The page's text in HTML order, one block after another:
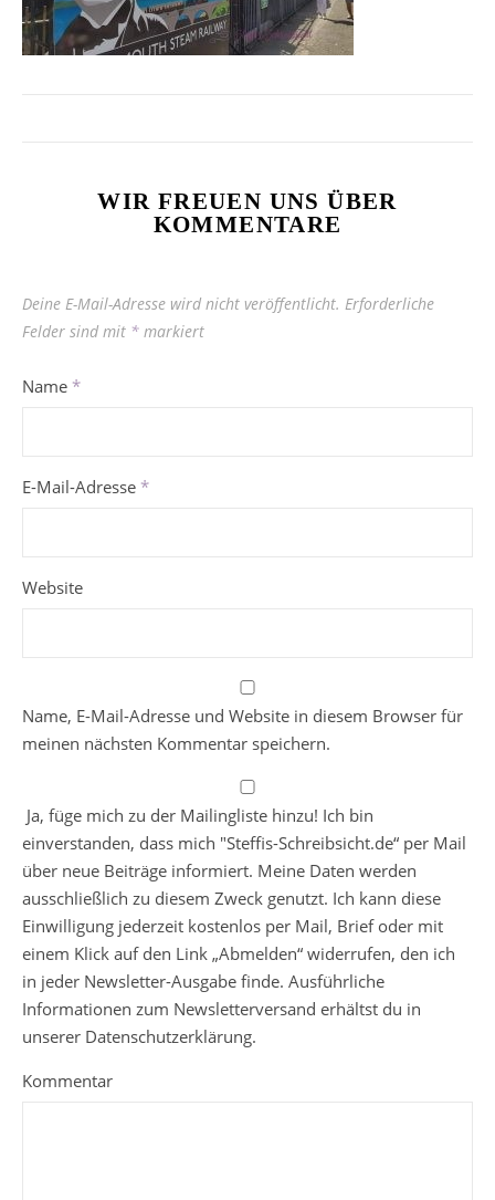
WIR FREUEN UNS ÜBER
KOMMENTARE
Deine E-Mail-Adresse wird nicht veröffentlicht. Erforderliche
Felder sind mit * markiert
Name *
E-Mail-Adresse *
Website
Name, E-Mail-Adresse und Website in diesem Browser für
meinen nächsten Kommentar speichern.
Ja, füge mich zu der Mailingliste hinzu! Ich bin
einverstanden, dass mich "Steffis-Schreibsicht.de“ per Mail
über neue Beiträge informiert. Meine Daten werden
ausschließlich zu diesem Zweck genutzt. Ich kann diese
Einwilligung jederzeit kostenlos per Mail, Brief oder mit
einem Klick auf den Link „Abmelden“ widerrufen, den ich
in jeder Newsletter-Ausgabe finde. Ausführliche
Informationen zum Newsletterversand erhältst du in
unserer Datenschutzerklärung.
Kommentar